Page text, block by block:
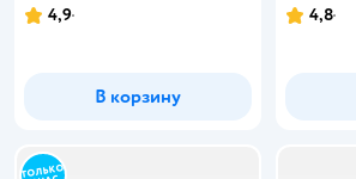
4,9
В корзину
4,8